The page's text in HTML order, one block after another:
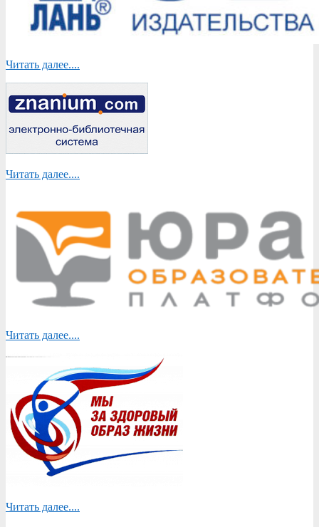
Читать далее....
Читать далее....
Читать далее....
Читать далее....